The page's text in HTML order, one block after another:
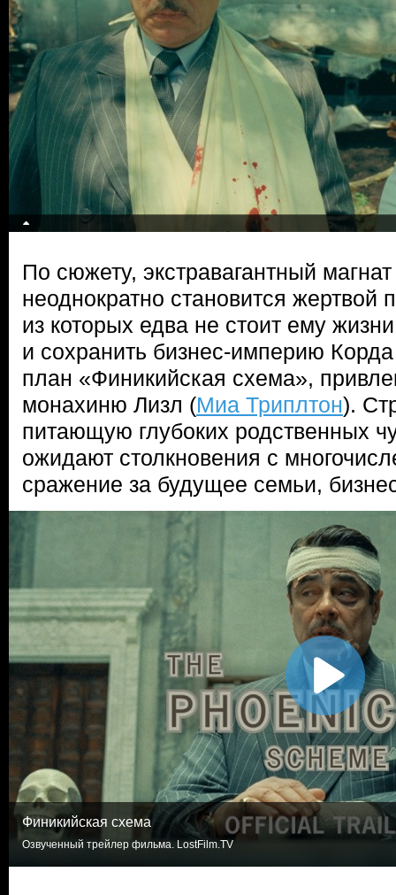
По сюжету, экстравагантный
неоднократно становится жертвой
из которых едва не стоит ему
и сохранить бизнес-империю
план «Финикийская схема»,
монахиню Лизл (Миа Триплтон).
питающую глубоких родственных
ожидают столкновения с
сражение за будущее семьи,
Финикийская схема
Озвученный трейлер фильма. LostFilm.TV